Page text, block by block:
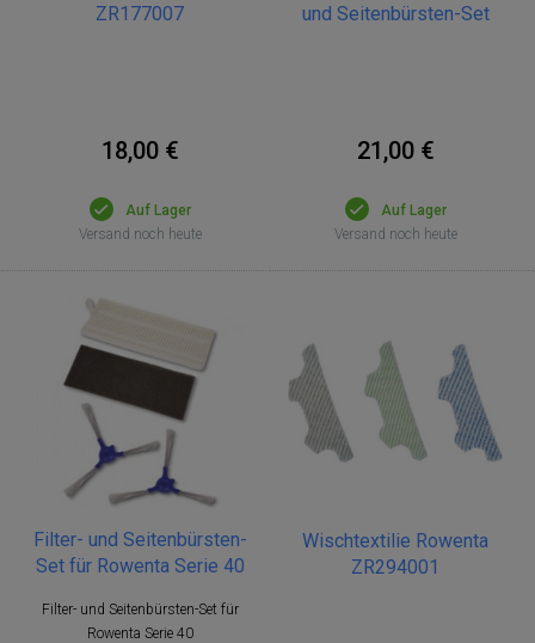
ZR177007
18,00 €
Auf Lager
Versand noch heute
und Seitenbürsten-Set
21,00 €
Auf Lager
Versand noch heute
Filter- und Seitenbürsten-
Set für Rowenta Serie 40
Filter- und Seitenbürsten-Set für
Rowenta Serie 40
Wischtextilie Rowenta
ZR294001